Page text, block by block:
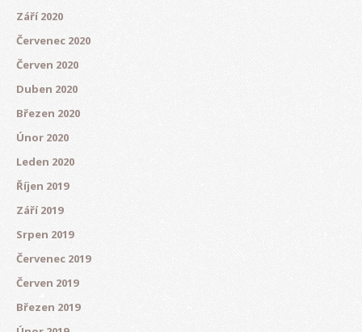
Září 2020
Červenec 2020
Červen 2020
Duben 2020
Březen 2020
Únor 2020
Leden 2020
Říjen 2019
Září 2019
Srpen 2019
Červenec 2019
Červen 2019
Březen 2019